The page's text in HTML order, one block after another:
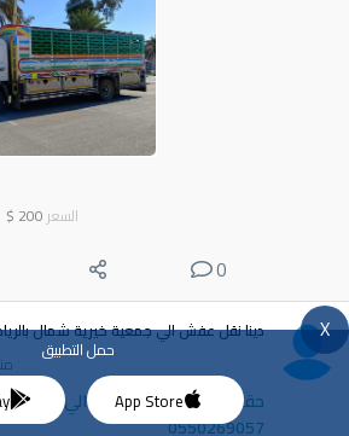
السعر 200
$
0
دينا نقل عفش الي جمعية خيرية شمال
منذ
حقين ارقام دينا نقل اثاث الي
0550269057
X
حمل التطبيق
App Store